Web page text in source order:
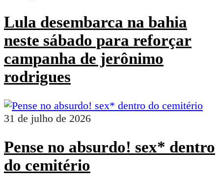
Lula desembarca na bahia
neste sábado para reforçar
campanha de jerônimo
rodrigues
31 de julho de 2026
Pense no absurdo! sex* dentro
do cemitério